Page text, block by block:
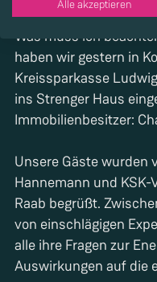
Was muss ich
haben wir gestern in
Kreissparkasse
ins Strenger Haus
Immobilienbesitzer:
Unsere Gäste wurden
Hannemann und KSK-
Raab begrüßt.
von einschlägigen
alle ihre Fragen zur
Auswirkungen auf die
Alle akzeptieren